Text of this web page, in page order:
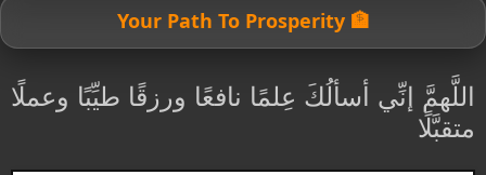
🏦 Your Path To Prosperity
اللَّهمَّ إنِّي أسألُكَ عِلمًا نافعًا ورزقًا طيِّبًا وعملًا
متقبَّلًا